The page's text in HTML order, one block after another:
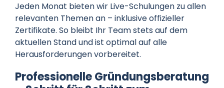
Jeden Monat bieten wir Live-Schulungen zu allen
relevanten Themen an – inklusive offizieller
Zertifikate. So bleibt Ihr Team stets auf dem
aktuellen Stand und ist optimal auf alle
Herausforderungen vorbereitet.
Professionelle Gründungsberatung